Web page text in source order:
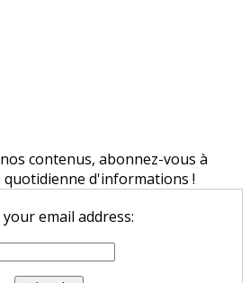
contenus, abonnez-vous à
d'informations !
email address: